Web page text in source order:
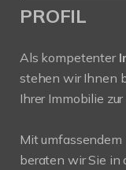
PROFIL
Als kompetenter
stehen wir Ihnen
Ihrer Immobilie zur
Mit
beraten wir Sie in